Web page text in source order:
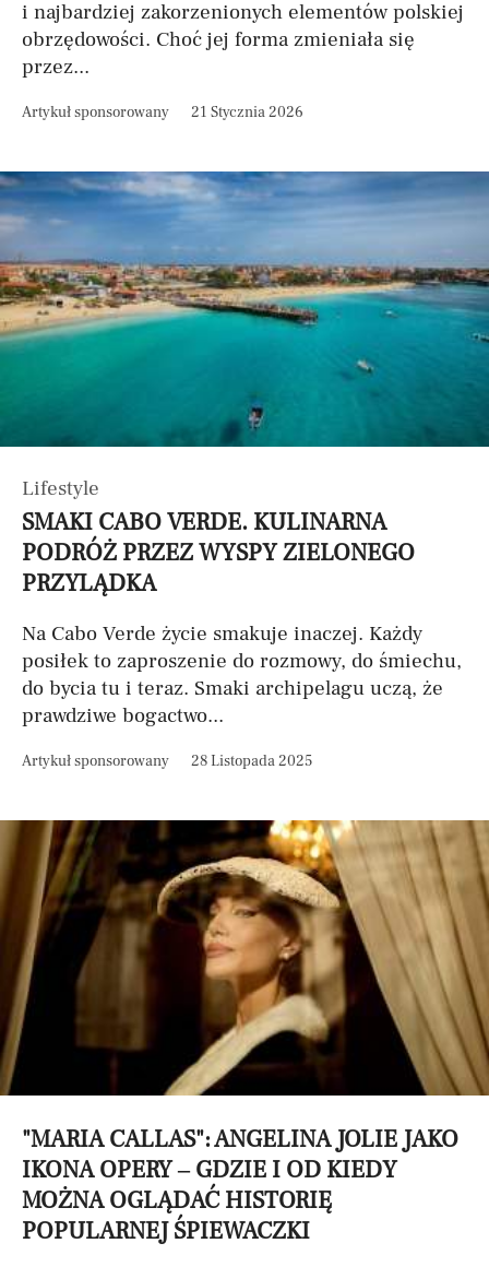
i najbardziej zakorzenionych elementów polskiej
obrzędowości. Choć jej forma zmieniała się
przez...
Artykuł sponsorowany 21 Stycznia 2026
Lifestyle
SMAKI CABO VERDE. KULINARNA
PODRÓŻ PRZEZ WYSPY ZIELONEGO
PRZYLĄDKA
Na Cabo Verde życie smakuje inaczej. Każdy
posiłek to zaproszenie do rozmowy, do śmiechu,
do bycia tu i teraz. Smaki archipelagu uczą, że
prawdziwe bogactwo...
Artykuł sponsorowany 28 Listopada 2025
"MARIA CALLAS": ANGELINA JOLIE JAKO
IKONA OPERY – GDZIE I OD KIEDY
MOŻNA OGLĄDAĆ HISTORIĘ
POPULARNEJ ŚPIEWACZKI